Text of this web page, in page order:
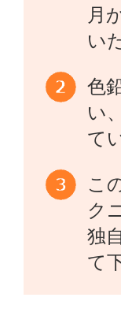
月
い
色
い
て
こ
ク
独
て